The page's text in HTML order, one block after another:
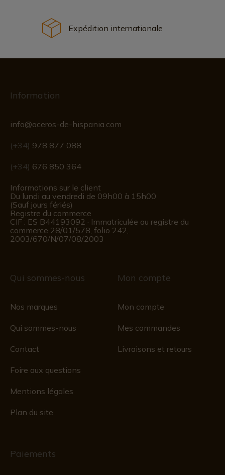
Expédition internationale
Information
info@aceros-de-hispania.com
(+34) 978 877 088
(+34) 676 850 364
Informations sur le client
Du lundi au vendredi de 09h00 à 15h00
(Sauf jours fériés)
Registre du commerce
CIF : ES B44193092 · Immatriculée au registre du
commerce 28/01/578, folio 242,
2003/670/N/07/08/2003
Qui sommes-nous
Nos marques
Qui sommes-nous
Contact
Foire aux questions
Mentions légales
Plan du site
Mon compte
Mon compte
Mes commandes
Livraisons et retours
Paiements